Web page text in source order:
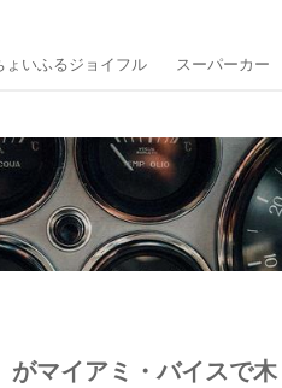
ょいふるジョイフル スーパーカー
がマイアミ・バイスで木